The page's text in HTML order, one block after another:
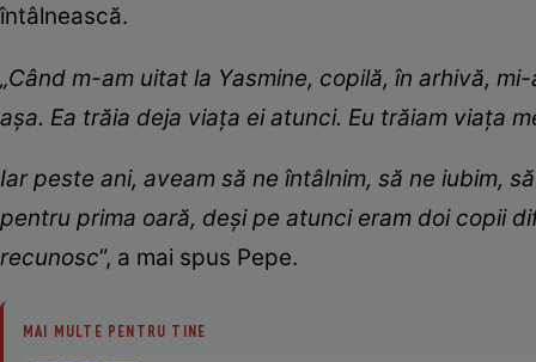
întâlnească.
„Când m-am uitat la Yasmine, copilă, în arhivă,
așa. Ea trăia deja viața ei atunci. Eu trăiam viața
Iar peste ani, aveam să ne întâlnim, să ne iubim,
pentru prima oară, deși pe atunci eram doi copii
recunosc”, a mai spus Pepe.
MAI MULTE PENTRU TINE